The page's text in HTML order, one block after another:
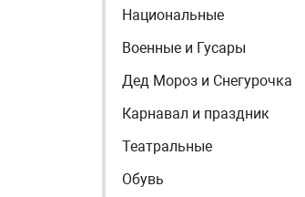
Национальные
Военные и Гусары
Дед Мороз и Снегурочка
Карнавал и праздник
Театральные
Обувь